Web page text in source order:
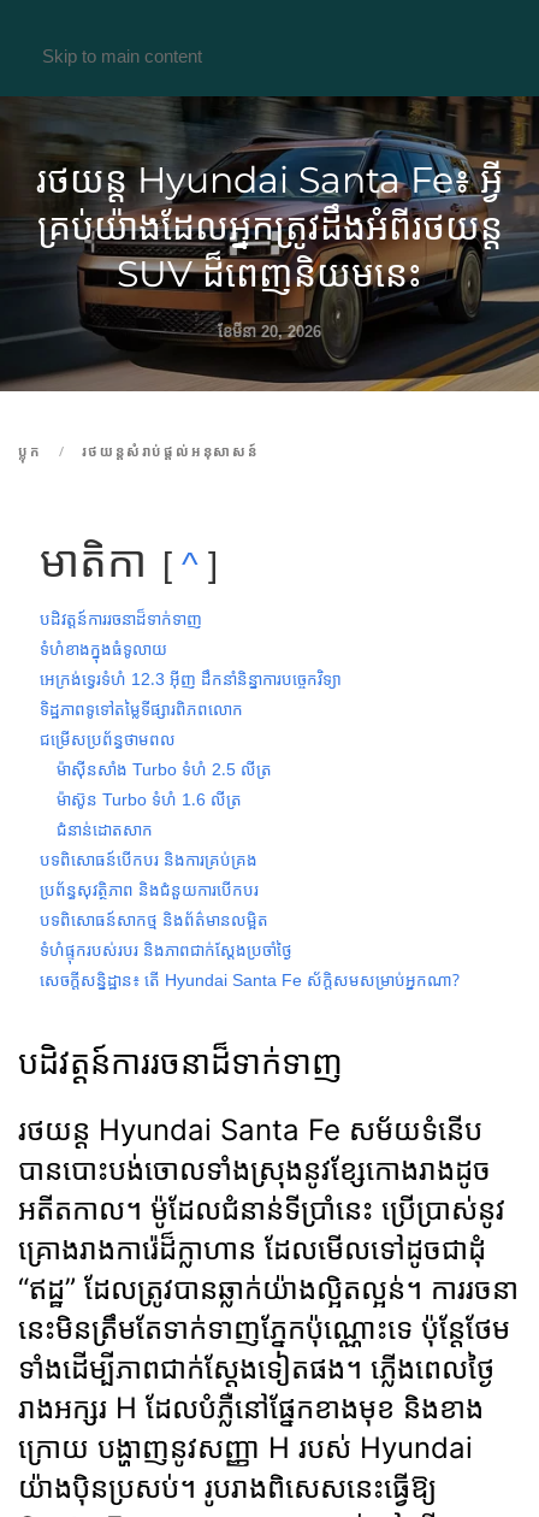
Skip to main content
រថយន្ត Hyundai Santa Fe៖ អ្វី
គ្រប់យ៉ាងដែលអ្នកត្រូវដឹងអំពីរថយន្ត
SUV ដ៏ពេញនិយមនេះ
ខែ​មីនា 20, 2026
ប្លុក រថយន្តសំរាប់ផ្តល់អនុសាសន៍
មាតិកា ^
បដិវត្តន៍ការរចនាដ៏ទាក់ទាញ
ទំហំខាងក្នុងធំទូលាយ
អេក្រង់ទ្វេរទំហំ 12.3 អ៊ីញ ដឹកនាំនិន្នាការបច្ចេកវិទ្យា
ទិដ្ឋភាពទូទៅតម្លៃទីផ្សារពិភពលោក
ជម្រើសប្រព័ន្ធថាមពល
ម៉ាស៊ីនសាំង Turbo ទំហំ 2.5 លីត្រ
ម៉ាស៊ូន Turbo ទំហំ 1.6 លីត្រ
ជំនាន់ដោតសាក
បទពិសោធន៍បើកបរ និងការគ្រប់គ្រង
ប្រព័ន្ធសុវត្ថិភាព និងជំនួយការបើកបរ
បទពិសោធន៍សាកថ្ម និងព័ត៌មានលម្អិត
ទំហំផ្ទុករបស់របរ និងភាពជាក់ស្តែងប្រចាំថ្ងៃ
សេចក្តីសន្និដ្ឋាន៖ តើ Hyundai Santa Fe ស័ក្តិសមសម្រាប់អ្នកណា?
បដិវត្តន៍ការរចនាដ៏ទាក់ទាញ
រថយន្ត Hyundai Santa Fe សម័យទំនើប
បានបោះបង់ចោលទាំងស្រុងនូវខ្សែកោងរាងដូច
អតីតកាល។ ម៉ូដែលជំនាន់ទីប្រាំនេះ ប្រើប្រាស់នូវ
គ្រោងរាងការ៉េដ៏ក្លាហាន ដែលមើលទៅដូចជាដុំ
“ឥដ្ឋ” ដែលត្រូវបានឆ្លាក់យ៉ាងល្អិតល្អន់។ ការរចនា
នេះមិនត្រឹមតែទាក់ទាញភ្នែកប៉ុណ្ណោះទេ ប៉ុន្តែថែម
ទាំងដើម្បីភាពជាក់ស្តែងទៀតផង។ ភ្លើងពេលថ្ងៃ
រាងអក្សរ H ដែលបំភ្លឺនៅផ្នែកខាងមុខ និងខាង
ក្រោយ បង្ហាញនូវសញ្ញា H របស់ Hyundai
យ៉ាងប៉ិនប្រសប់។ រូបរាងពិសេសនេះធ្វើឱ្យ